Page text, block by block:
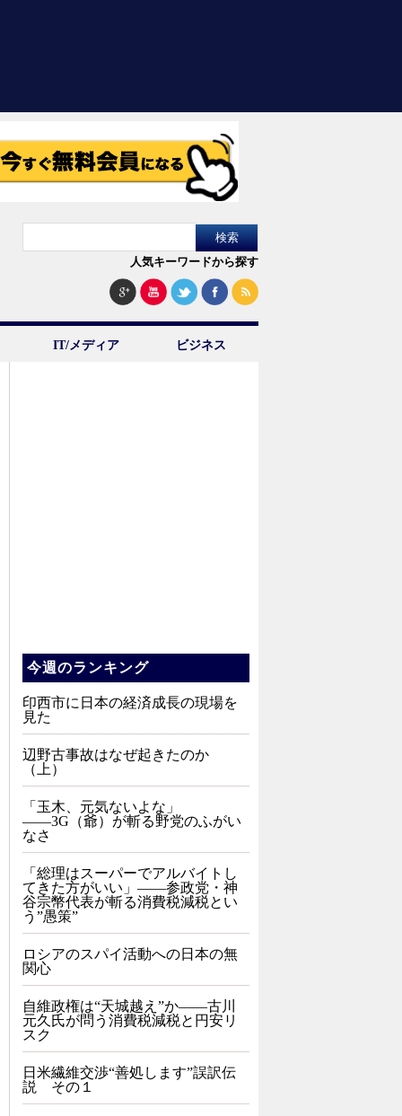
人気キーワードから探す
IT/メディア ビジネス
今週のランキング
印西市に日本の経済成長の現場を
見た
辺野古事故はなぜ起きたのか
（上）
「玉木、元気ないよな」
――3G（爺）が斬る野党のふがい
なさ
「総理はスーパーでアルバイトし
てきた方がいい」――参政党・神
谷宗幣代表が斬る消費税減税とい
う”愚策”
ロシアのスパイ活動への日本の無
関心
自維政権は“天城越え”か――古川
元久氏が問う消費税減税と円安リ
スク
日米繊維交渉“善処します”誤訳伝
説 その１